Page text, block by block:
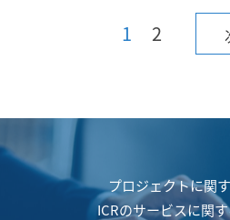
1 2
プロジェクトに関
ICRのサービスに関